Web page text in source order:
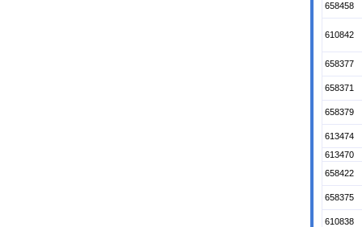
658458
610842
658377
658371
658379
613474
613470
658422
658375
610838